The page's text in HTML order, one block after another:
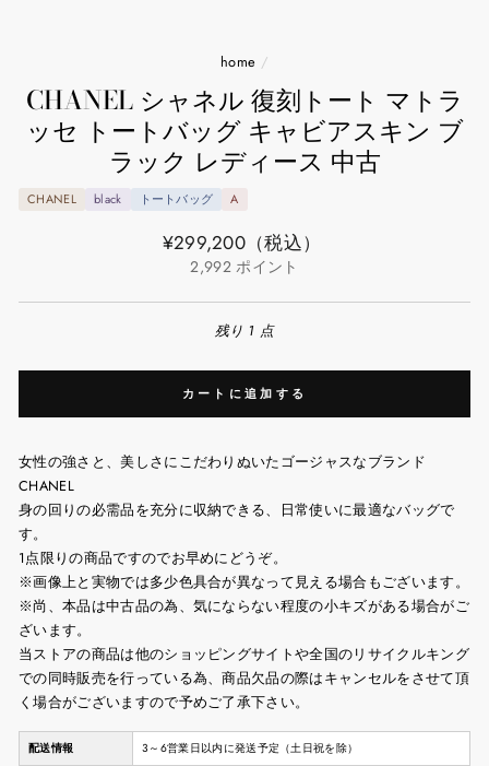
home /
CHANEL シャネル 復刻トート マトラ
ッセ トートバッグ キャビアスキン ブ
ラック レディース 中古
CHANEL black トートバッグ A
通
¥299,200 （税込）
2,992 ポイント
残り 1 点
カートに追加する
女性の強さと、美しさにこだわりぬいたゴージャスなブランド
CHANEL
身の回りの必需品を充分に収納できる、日常使いに最適なバッグで
す。
1点限りの商品ですのでお早めにどうぞ。
※画像上と実物では多少色具合が異なって見える場合もございます。
※尚、本品は中古品の為、気にならない程度の小キズがある場合がご
ざいます。
当ストアの商品は他のショッピングサイトや全国のリサイクルキング
での同時販売を行っている為、商品欠品の際はキャンセルをさせて頂
く場合がございますので予めご了承下さい。
配送情報 3～6営業日以内に発送予定（土日祝を除）